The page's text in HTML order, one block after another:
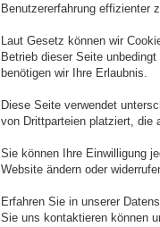
Benutzererfahrung effizienter
Laut Gesetz können wir
Betrieb dieser Seite
benötigen wir Ihre Erlaubnis.
Diese Seite verwendet
von Drittparteien platziert, die
Sie können Ihre Einwilligung
Website ändern oder
Erfahren Sie in unserer
Sie uns kontaktieren können